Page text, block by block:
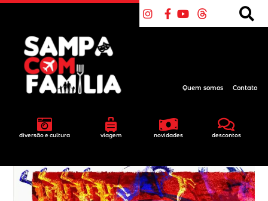
diversão e cultura viagem novidades descontos
Quem somos Contato